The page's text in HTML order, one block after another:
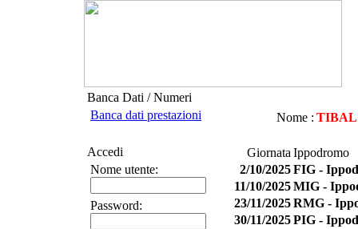
Banca Dati / Numeri
Banca dati prestazioni
Accedi
Nome utente:
Password:
Nome :
Giornata Ippodromo
2/10/2025FIG -
11/10/2025MIG -
23/11/2025RMG -
30/11/2025PIG -